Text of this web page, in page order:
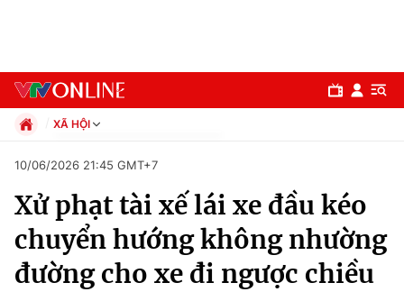
Chuyên mục
Chính trị
XÃ HỘI
Xã hội
Pháp luật
Kinh tế
Thể thao
Truyền hình
Văn hóa - Giải trí
10/06/2026 21:45 GMT+7
Xử phạt tài xế lái xe đầu kéo
chuyển hướng không nhường
đường cho xe đi ngược chiều